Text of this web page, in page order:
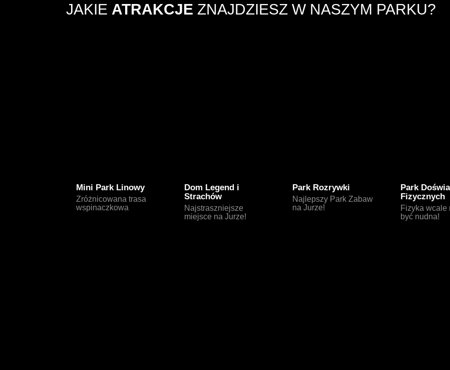
JAKIE ATRAKCJE ZNAJDZIESZ W NASZYM PARKU?
Mini Park Linowy
Zróżnicowana trasa
wspinaczkowa
Dom Legend i
Strachów
Najstraszniejsze
miejsce na Jurze!
Park Rozrywki
Najlepszy Park Zabaw
na Jurze!
Park
Fizycznych
Fizyka wcale
być nudna!